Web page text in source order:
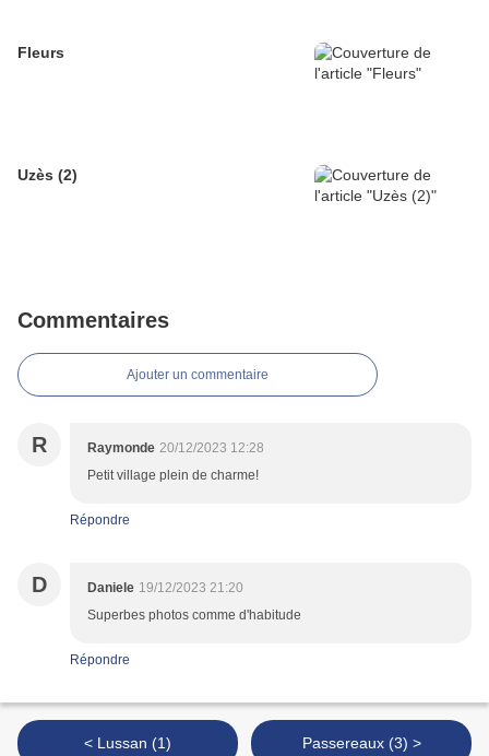
Fleurs
Uzès (2)
Commentaires
Ajouter un commentaire
R Raymonde 20/12/2023 12:28
Petit village plein de charme!
Répondre
D Daniele 19/12/2023 21:20
Superbes photos comme d'habitude
Répondre
< Lussan (1) Passereaux (3) >